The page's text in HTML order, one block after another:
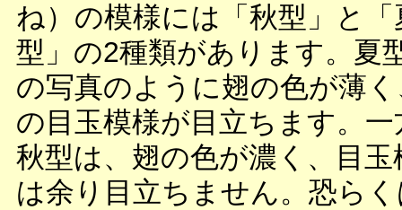
ね）の模様には「秋型」と「
型」の2種類があります。夏
の写真のように翅の色が薄
の目玉模様が目立ちます。一
秋型は、翅の色が濃く、目玉
は余り目立ちません。恐ら